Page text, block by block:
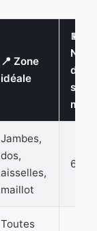
📍 Zone
idéale
📅
de
Jambes,
dos,
aisselles,
maillot
6 à 8
Toutes